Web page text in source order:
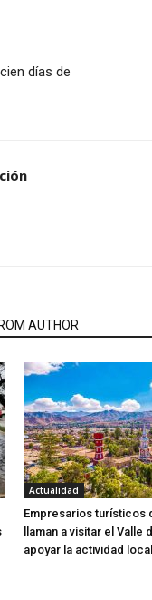
días de
AUTHOR
Actualidad
Empresarios turísticos
llaman a visitar el Valle
apoyar la actividad local